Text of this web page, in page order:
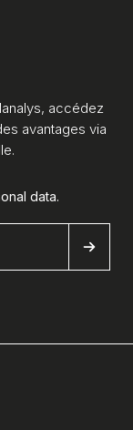
accédez
avantages via
data.